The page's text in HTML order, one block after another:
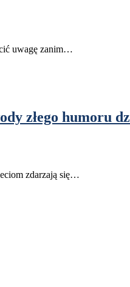
uwagę zanim…
złego humoru
zdarzają się…